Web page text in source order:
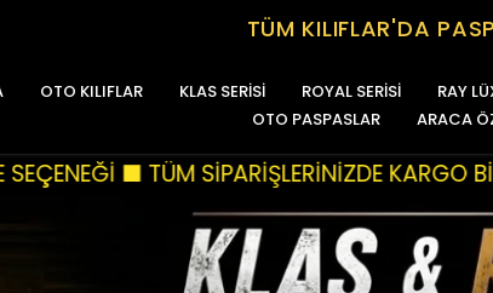
TÜM KILIFLAR'DA
OTO KILIFLAR KLAS SERİSİ ROYAL SERİSİ RAY
OTO PASPASLAR
ARACA
KARGO BİZDEN ■ ■ VADE FARKSIZ